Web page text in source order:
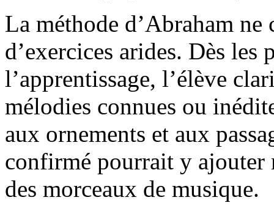
La méthode d’Abraham
d’exercices arides. Dès les
l’apprentissage, l’élève
mélodies connues ou
aux ornements et aux
confirmé pourrait y ajouter
des morceaux de musique.